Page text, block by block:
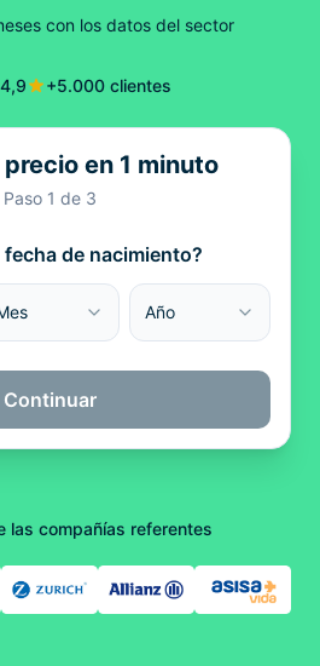
con los datos del sector
4,9 +5.000 clientes
en 1 minuto
Paso 1 de 3
de nacimiento?
Año
Continuar
las compañías referentes